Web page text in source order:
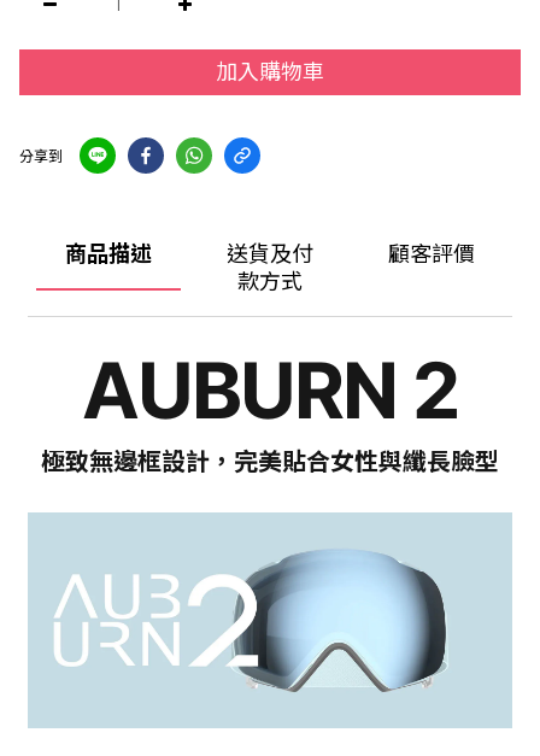
加入購物車
分享到
商品描述
送貨及付
款方式
顧客評價
AUBURN 2
極致無邊框設計，完美貼合女性與纖長臉型